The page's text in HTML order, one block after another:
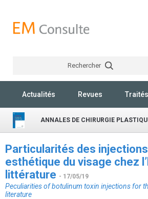
Rechercher
Actualités Revues
ANNALES DE CHIRURGIE
Particularités des
esthétique du visage chez
littérature - 17/05/19
Peculiarities of botulinum toxin injections for
literature